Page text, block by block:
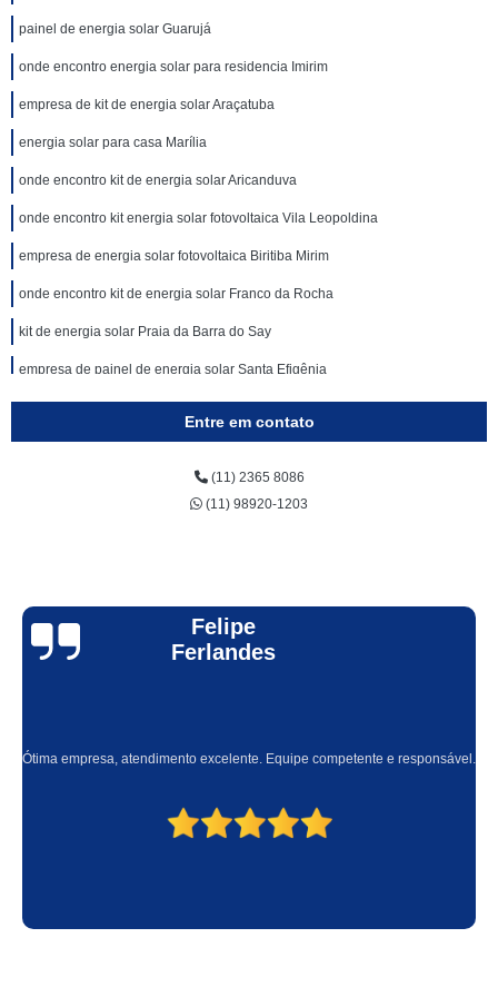
painel de energia solar Guarujá
onde encontro energia solar para residencia Imirim
empresa de kit de energia solar Araçatuba
energia solar para casa Marília
onde encontro kit de energia solar Aricanduva
onde encontro kit energia solar fotovoltaica Vila Leopoldina
empresa de energia solar fotovoltaica Biritiba Mirim
onde encontro kit de energia solar Franco da Rocha
kit de energia solar Praia da Barra do Say
empresa de painel de energia solar Santa Efigênia
kit de energia solar valor Jardim Paulistano
painel de energia solar valor Vila Esperança
orçamento para energia solar residencial Itupeva
empresa de energia solar para casas Santo Amaro
kit energia solar fotovoltaica valor Vinhedo
Entre em contato
(11) 2365 8086
(11) 98920-1203
Felipe
Ferlandes
Ótima empresa, atendimento excelente. Equipe competente e responsável.